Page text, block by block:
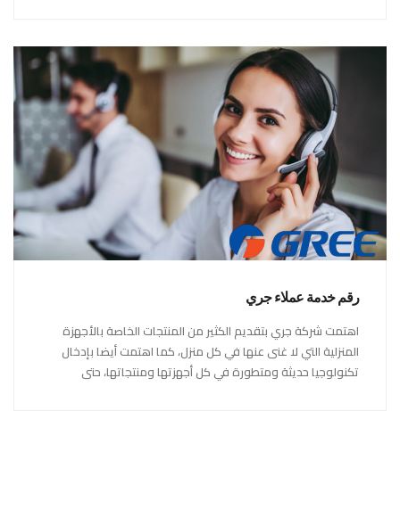
رقم خدمة عملاء جري
اهتمت شركة جري بتقديم الكثير من المنتجات الخاصة بالأجهزة
المنزلية التي لا غنى عنها في كل منزل، كما اهتمت أيضا بإدخال
تكنولوجيا حديثة ومتطورة في كل أجهزتها ومنتجاتها، حتى